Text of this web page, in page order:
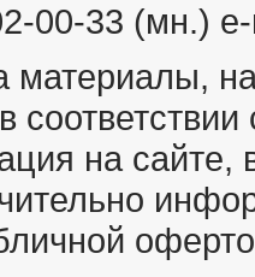
00-33 (мн.)
материалы,
на сайте,